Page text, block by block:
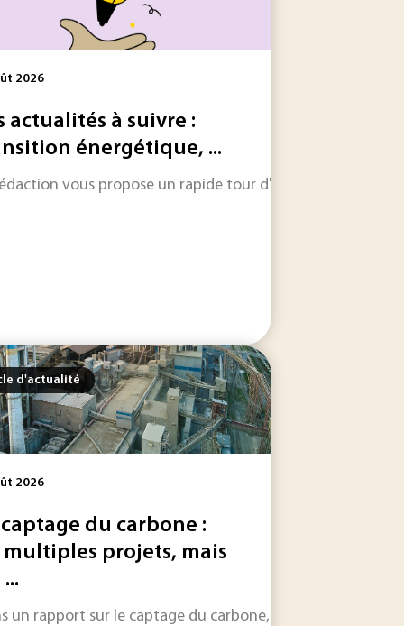
sobriété. Cette ambition se heurte toutefois à une...
une chose : être bien classé sur Google. C’est bien
2026
actualités à suivre :
énergétique, ...
vous propose un rapide tour d'horizon sur les
industrielle. Il montre aussi que
de panneaux solaires par Reden Solar a envoyé
d'actualité
2026
captage du carbone :
multiples projets, mais
un rapport sur le captage du carbone, LeadIT, une